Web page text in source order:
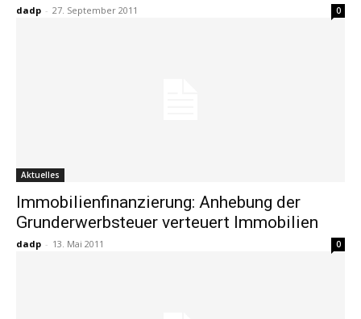
dadp - 27. September 2011 0
Aktuelles
Immobilienfinanzierung: Anhebung der
Grunderwerbsteuer verteuert Immobilien
dadp - 13. Mai 2011 0